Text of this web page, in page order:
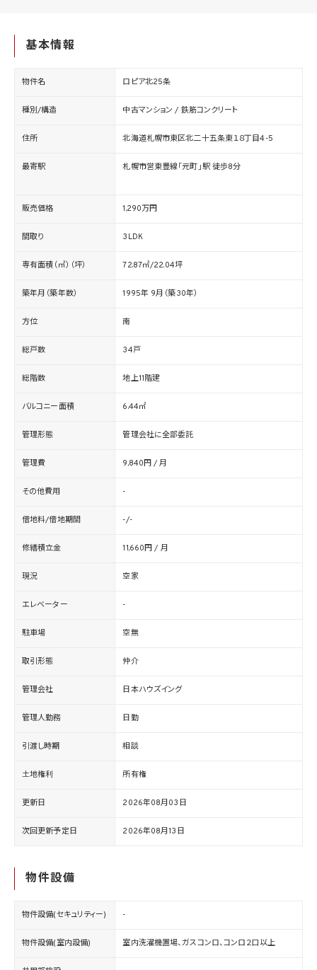
基本情報
物件名 ロピア北25条
種別/構造 中古マンション / 鉄筋コンクリート
住所 北海道札幌市東区北二十五条東１８丁目4-5
最寄駅 札幌市営東豊線「元町」駅 徒歩8分
販売価格 1,290万円
間取り 3LDK
専有面積（㎡）（坪） 72.87㎡/22.04坪
築年月（築年数） 1995年 9月（築30年）
方位 南
総戸数 34戸
総階数 地上11階建
バルコニー面積 6.44㎡
管理形態 管理会社に全部委託
管理費 9,840円 / 月
その他費用 -
借地料/借地期間 -/-
修繕積立金 11,660円 / 月
現況 空家
エレベーター -
駐車場 空無
取引形態 仲介
管理会社 日本ハウズイング
管理人勤務 日勤
引渡し時期 相談
土地権利 所有権
更新日 2026年08月03日
次回更新予定日 2026年08月13日
物件設備
物件設備(セキュリティー) -
物件設備(室内設備) 室内洗濯機置場、ガスコンロ、コンロ２口以上